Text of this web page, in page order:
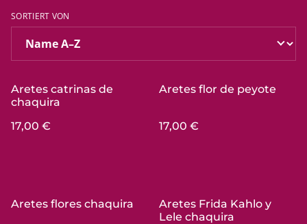
SORTIERT VON
Aretes catrinas de
chaquira
17,00 €
Aretes flor de peyote
17,00 €
Aretes flores chaquira
Aretes Frida Kahlo y
Lele chaquira